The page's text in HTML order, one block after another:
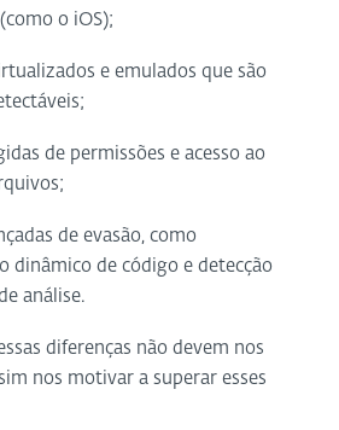
o iOS);
e emulados que são
de permissões e acesso ao
de evasão, como
dinâmico de código e detecção
análise.
diferenças não devem nos
nos motivar a superar esses